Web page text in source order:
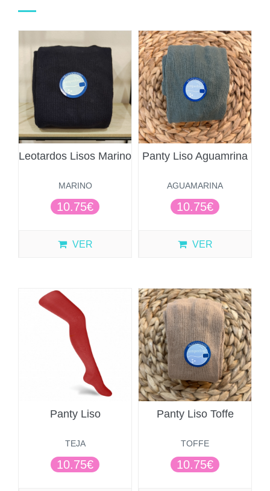
Leotardos Lisos Marino
MARINO
10.75€
VER
Panty Liso Aguamrina
AGUAMARINA
10.75€
VER
Panty Liso
TEJA
10.75€
Panty Liso Toffe
TOFFE
10.75€